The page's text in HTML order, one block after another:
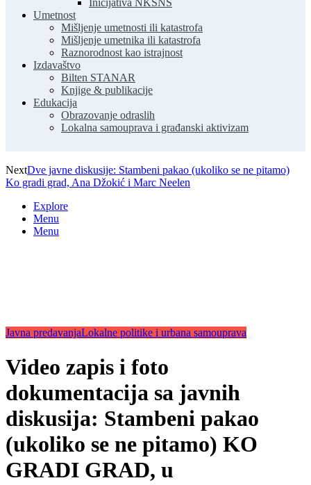
Inicijativa NKSNS
Umetnost
Mišljenje umetnosti ili katastrofa
Mišljenje umetnika ili katastrofa
Raznorodnost kao istrajnost
Izdavaštvo
Bilten STANAR
Knjige & publikacije
Edukacija
Obrazovanje odraslih
Lokalna samouprava i građanski aktivizam
NextDve javne diskusije: Stambeni pakao (ukoliko se ne pitamo)
Ko gradi grad, Ana Džokić i Marc Neelen
Explore
Menu
Menu
Javna predavanjaLokalne politike i urbana samouprava
Video zapis i foto
dokumentacija sa javnih
diskusija: Stambeni pakao
(ukoliko se ne pitamo) KO
GRADI GRAD, u